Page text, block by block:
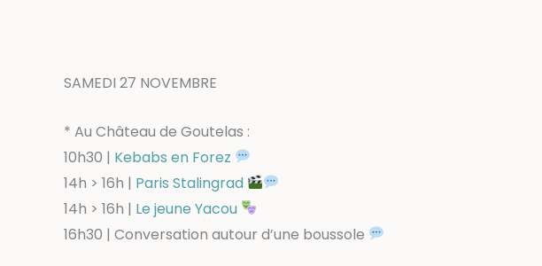
SAMEDI 27 NOVEMBRE
* Au Château de Goutelas :
10h30 | Kebabs en Forez
14h > 16h | Paris Stalingrad
14h > 16h | Le jeune Yacou
16h30 | Conversation autour d’une boussole